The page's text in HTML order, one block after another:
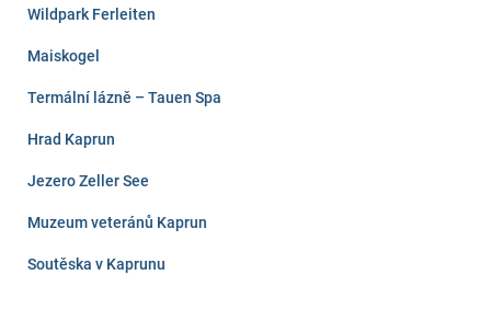
Wildpark Ferleiten
Maiskogel
Termální lázně – Tauen Spa
Hrad Kaprun
Jezero Zeller See
Muzeum veteránů Kaprun
Soutěska v Kaprunu